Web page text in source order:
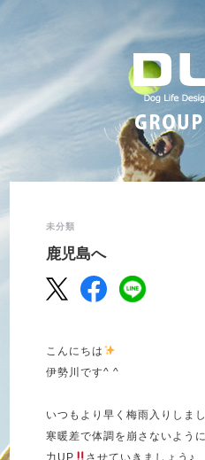
未分類
鹿児島へ
こんにちは
伊勢川です^ ^
いつもより早く梅雨入りしま
寒暖差で体調を崩さないよう
力UP
させていきましょう♪